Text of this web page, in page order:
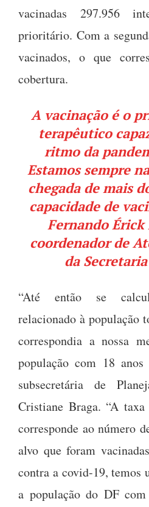
vacinadas 297.956
prioritário. Com a
vacinados, o que
cobertura.
A vacinação é o
terapêutico
ritmo da
Estamos sempre
chegada de mais
capacidade de
Fernando Érick
coordenador de
da
“Até então se
relacionado à população
correspondia a nossa
população com 18
subsecretária de
Cristiane Braga. “A
corresponde ao número
alvo que foram
contra a covid-19, temos
a população do DF